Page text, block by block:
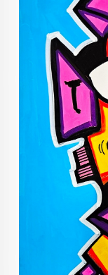
KUNST INVESTERING
KUNSTSTILER
FARGETEORI
KJØP KUNST TIL
POP ART
FARGERIK KUNST
MALERIER TIL SALGS
KUNSTNER BLOGG -